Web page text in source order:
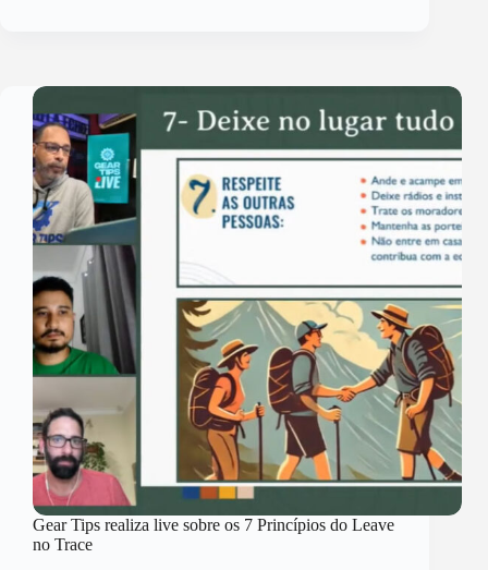
Gear Tips realiza live sobre os 7 Princípios do Leave
no Trace